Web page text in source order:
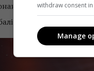
гарячого
від суддів.
withdraw consent
Manage